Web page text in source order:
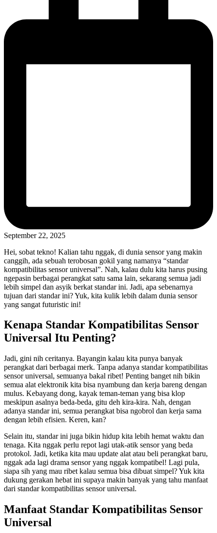
September 22, 2025
Hei, sobat tekno! Kalian tahu nggak, di dunia sensor yang makin
canggih, ada sebuah terobosan gokil yang namanya “standar
kompatibilitas sensor universal”. Nah, kalau dulu kita harus pusing
ngepasin berbagai perangkat satu sama lain, sekarang semua jadi
lebih simpel dan asyik berkat standar ini. Jadi, apa sebenarnya
tujuan dari standar ini? Yuk, kita kulik lebih dalam dunia sensor
yang sangat futuristic ini!
Kenapa Standar Kompatibilitas Sensor
Universal Itu Penting?
Jadi, gini nih ceritanya. Bayangin kalau kita punya banyak
perangkat dari berbagai merk. Tanpa adanya standar kompatibilitas
sensor universal, semuanya bakal ribet! Penting banget nih bikin
semua alat elektronik kita bisa nyambung dan kerja bareng dengan
mulus. Kebayang dong, kayak teman-teman yang bisa klop
meskipun asalnya beda-beda, gitu deh kira-kira. Nah, dengan
adanya standar ini, semua perangkat bisa ngobrol dan kerja sama
dengan lebih efisien. Keren, kan?
Selain itu, standar ini juga bikin hidup kita lebih hemat waktu dan
tenaga. Kita nggak perlu repot lagi utak-atik sensor yang beda
protokol. Jadi, ketika kita mau update alat atau beli perangkat baru,
nggak ada lagi drama sensor yang nggak kompatibel! Lagi pula,
siapa sih yang mau ribet kalau semua bisa dibuat simpel? Yuk kita
dukung gerakan hebat ini supaya makin banyak yang tahu manfaat
dari standar kompatibilitas sensor universal.
Manfaat Standar Kompatibilitas Sensor
Universal